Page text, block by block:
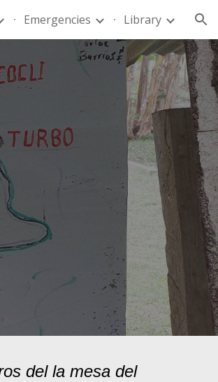
Emergencies Library
del la mesa del